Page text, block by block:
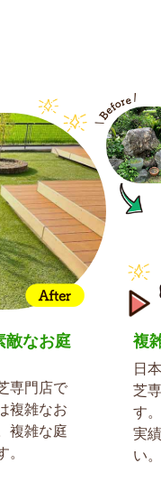
複雑な日本庭
日本庭園の石な
芝専門店でも施
す。しかし、芝
実績も豊富なの